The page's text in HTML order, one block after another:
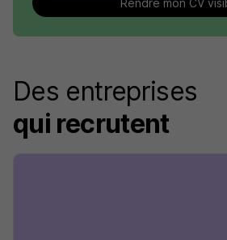
Rendre mon CV
Des entreprises
qui recrutent